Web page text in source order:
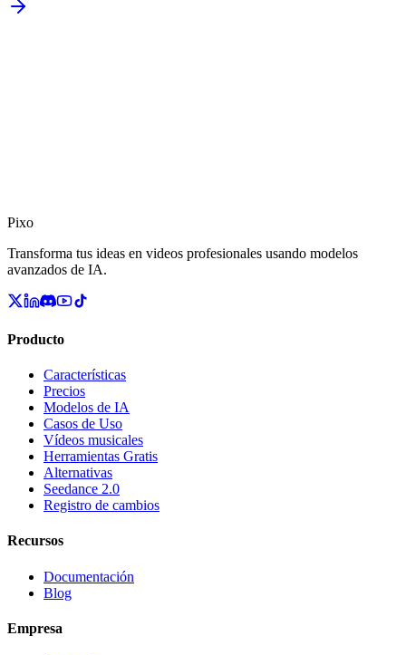
Pixo
Transforma tus ideas en videos profesionales usando modelos
avanzados de IA.
Producto
Características
Precios
Modelos de IA
Casos de Uso
Vídeos musicales
Herramientas Gratis
Alternativas
Seedance 2.0
Registro de cambios
Recursos
Documentación
Blog
Empresa